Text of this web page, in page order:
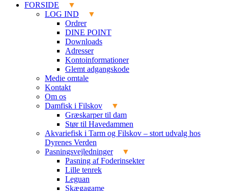
FORSIDE
LOG IND
Ordrer
DINE POINT
Downloads
Adresser
Kontoinformationer
Glemt adgangskode
Medie omtale
Kontakt
Om os
Damfisk i Filskov
Græskarper til dam
Stør til Havedammen
Akvariefisk i Tarm og Filskov – stort udvalg hos
Dyrenes Verden
Pasningsvejledninger
Pasning af Foderinsekter
Lille tenrek
Leguan
Skægagame